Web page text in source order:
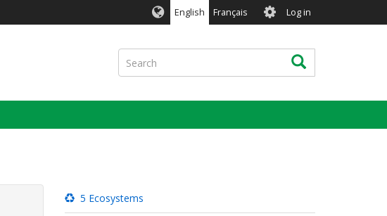
English Français User
account
menu
Log in
Search Search
5 Ecosystems